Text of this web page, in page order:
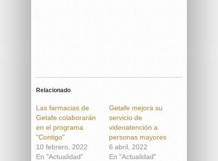
Relacionado
Las farmacias de
Getafe colaborarán
en el programa
"Contigo"
10 febrero, 2022
En "Actualidad"
Getafe mejora su
servicio de
videoatención a
personas mayores
6 abril, 2022
En "Actualidad"